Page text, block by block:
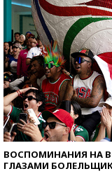
ВОСПОМИНАНИЯ НА
ГЛАЗАМИ